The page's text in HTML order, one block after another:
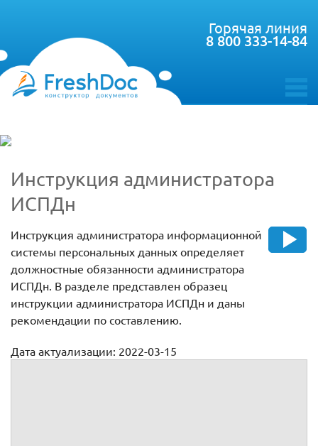
toggle
Горячая линия
8 800 333-14-84
Инструкция администратора
ИСПДн
Инструкция администратора информационной
системы персональных данных определяет
должностные обязанности администратора
ИСПДн. В разделе представлен образец
инструкции администратора ИСПДн и даны
рекомендации по составлению.
Дата актуализации: 2022-03-15